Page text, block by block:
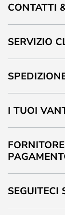
CONTATTI
SERVIZIO
I TUOI
SEGUITECI